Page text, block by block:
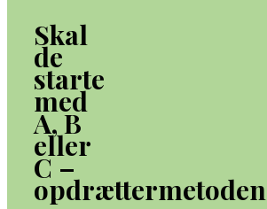
Skal
de
starte
med
A, B
eller
C –
opdrættermetoden